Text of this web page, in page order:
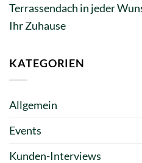
Terrassendach in jeder
Ihr Zuhause
KATEGORIEN
Allgemein
Events
Kunden-Interviews